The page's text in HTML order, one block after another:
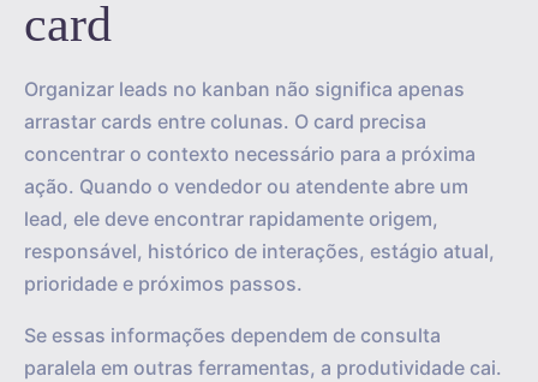
card
Organizar leads no kanban não significa apenas
arrastar cards entre colunas. O card precisa
concentrar o contexto necessário para a próxima
ação. Quando o vendedor ou atendente abre um
lead, ele deve encontrar rapidamente origem,
responsável, histórico de interações, estágio atual,
prioridade e próximos passos.
Se essas informações dependem de consulta
paralela em outras ferramentas, a produtividade cai.